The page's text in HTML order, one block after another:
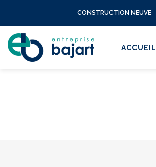
CONSTRUCTION NEUVE
ACCUEIL